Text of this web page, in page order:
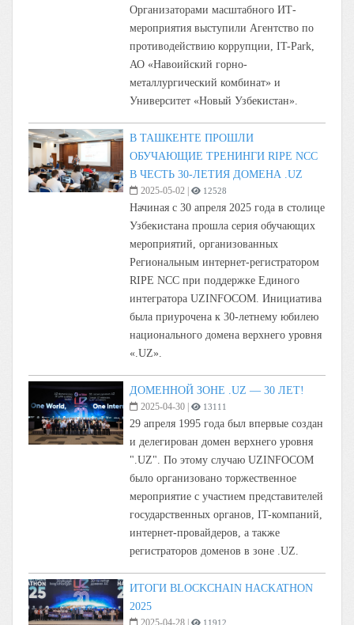
Организаторами масштабного ИТ-
мероприятия выступили Агентство по
противодействию коррупции, IT-Park,
АО «Навоийский горно-
металлургический комбинат» и
Университет «Новый Узбекистан».
В ТАШКЕНТЕ ПРОШЛИ
ОБУЧАЮЩИЕ ТРЕНИНГИ RIPE NCC
В ЧЕСТЬ 30-ЛЕТИЯ ДОМЕНА .UZ
2025-05-02 12528
Начиная с 30 апреля 2025 года в столице
Узбекистана прошла серия обучающих
мероприятий, организованных
Региональным интернет-регистратором
RIPE NCC при поддержке Единого
интегратора UZINFOCOM. Инициатива
была приурочена к 30-летнему юбилею
национального домена верхнего уровня
«.UZ».
ДОМЕННОЙ ЗОНЕ .UZ — 30 ЛЕТ!
2025-04-30 13111
29 апреля 1995 года был впервые создан
и делегирован домен верхнего уровня
".UZ". По этому случаю UZINFOCOM
было организовано торжественное
мероприятие с участием представителей
государственных органов, IT-компаний,
интернет-провайдеров, а также
регистраторов доменов в зоне .UZ.
ИТОГИ BLOCKCHAIN HACKATHON
2025
2025-04-28 11912